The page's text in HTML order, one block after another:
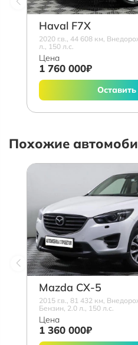
Haval F7X
2020 г.в., 44 608 км,
л., 150 л.с.
Цена
1 760 000₽
Похожие
Mazda СХ-5
2015 г.в., 81 432 км,
Бензин, 2.0 л., 150 л.с.
Цена
1 360 000₽